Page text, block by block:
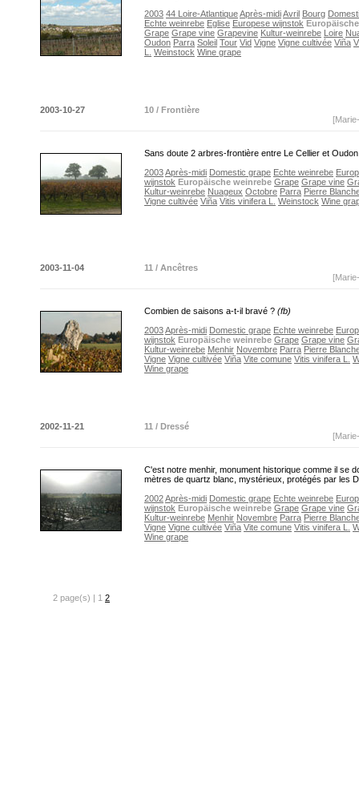
2003 44 Loire-AtlantiqueAprès-midiAvril Bourg
Echte weinrebe Eglise Europese wijnstok
Grape Grape vine Grapevine Kultur-weinrebe Loire
Oudon Parra Soleil Tour Vid Vigne Vigne cultivée Viña
L.
Weinstock Wine grape
2003-10-27
10 / Frontière
Sans doute 2 arbres-frontière entre Le Cellier et
2003Après-midi Domestic grape Echte weinrebe
wijnstok Europäische weinrebe Grape Grape vine
Kultur-weinrebe Nuageux Octobre Parra Pierre
Vigne cultivée Viña Vitis vinifera L. Weinstock Wine
2003-11-04
11 / Ancêtres
Combien de saisons a-t-il bravé ? (fb)
2003Après-midi Domestic grape Echte weinrebe
wijnstok Europäische weinrebe Grape Grape vine
Kultur-weinrebe Menhir Novembre Parra Pierre
Vigne Vigne cultivée Viña Vite comune Vitis vinifera L.
Wine grape
2002-11-21
11 / Dressé
C'est notre menhir, monument historique comme il se
mètres de quartz blanc, mystérieux, protégés par les
2002Après-midi Domestic grape Echte weinrebe
wijnstok Europäische weinrebe Grape Grape vine
Kultur-weinrebe Menhir Novembre Parra Pierre
Vigne Vigne cultivée Viña Vite comune Vitis vinifera L.
Wine grape
2 page(s) | 1 2